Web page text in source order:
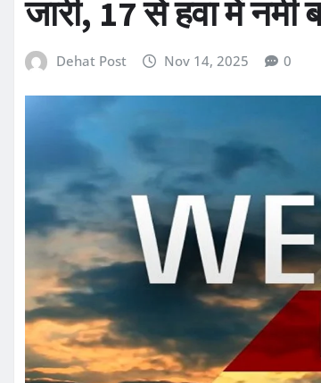
जारी, 17 से हवा में
Dehat Post Nov 14, 2025 0